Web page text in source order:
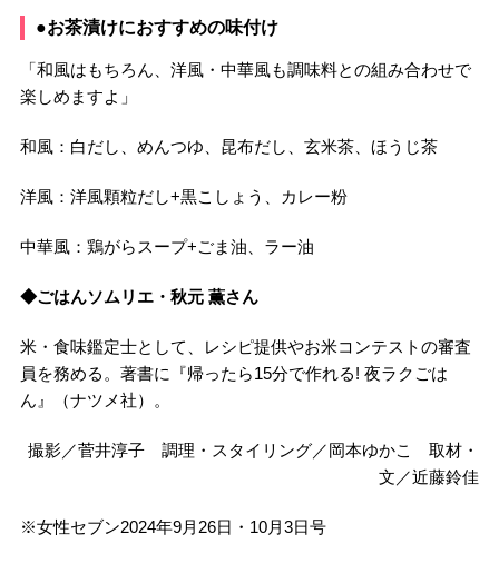
●お茶漬けにおすすめの味付け
「和風はもちろん、洋風・中華風も調味料との組み合わせで
楽しめますよ」
和風：白だし、めんつゆ、昆布だし、玄米茶、ほうじ茶
洋風：洋風顆粒だし+黒こしょう、カレー粉
中華風：鶏がらスープ+ごま油、ラー油
◆ごはんソムリエ・秋元 薫さん
米・食味鑑定士として、レシピ提供やお米コンテストの審査
員を務める。著書に『帰ったら15分で作れる! 夜ラクごは
ん』（ナツメ社）。
撮影／菅井淳子 調理・スタイリング／岡本ゆかこ 取材・
文／近藤鈴佳
※女性セブン2024年9月26日・10月3日号